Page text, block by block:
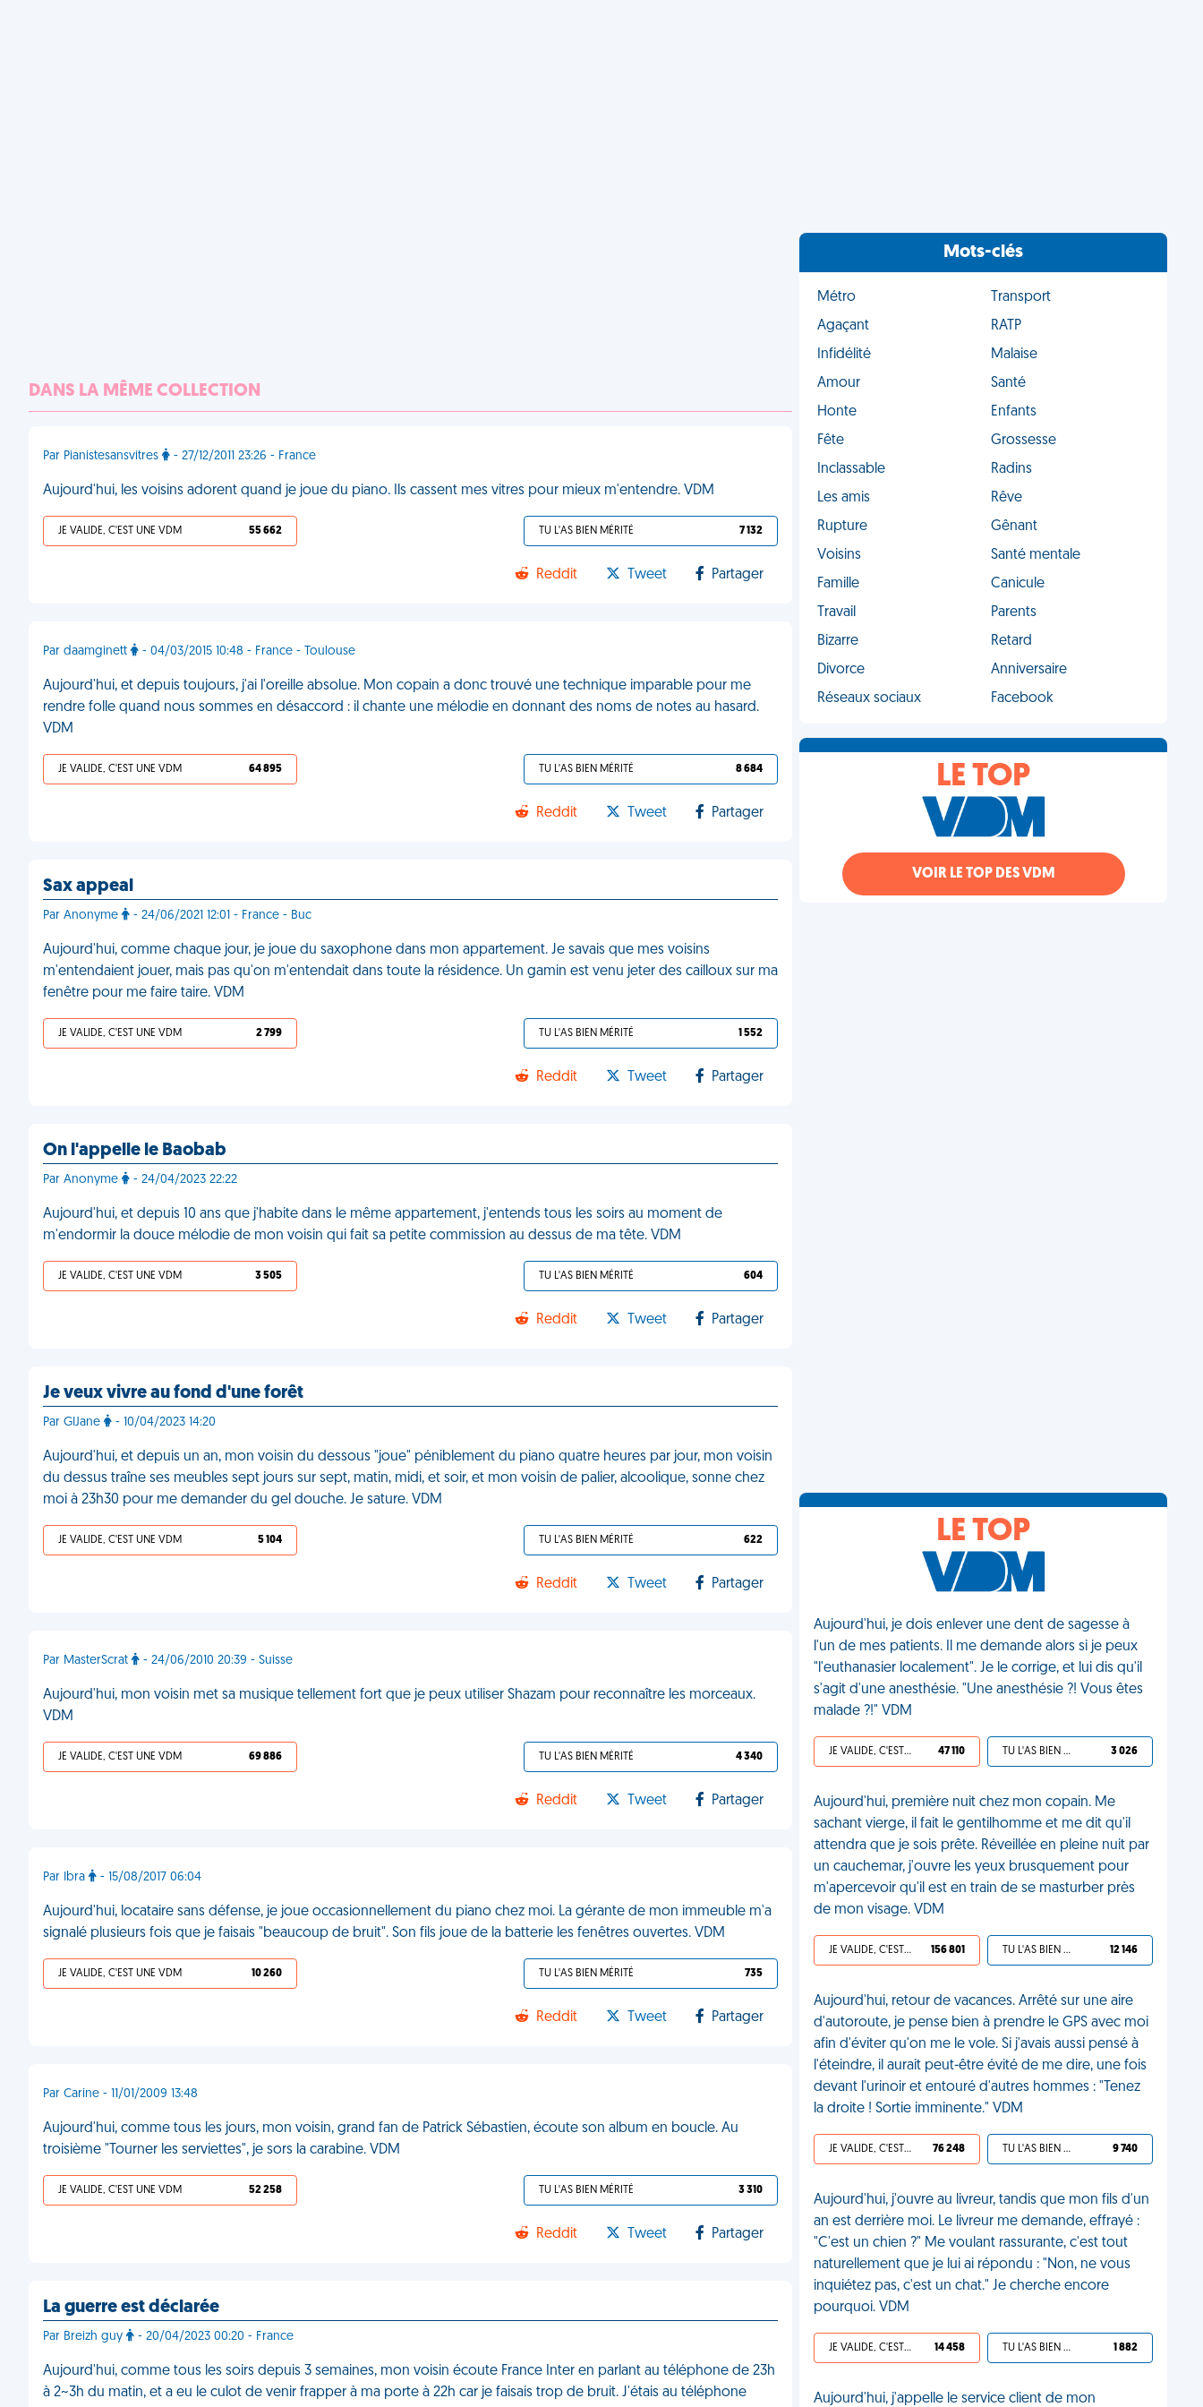
DANS LA MÊME COLLECTION
Par Pianistesansvitres - 27/12/2011 23:26 - France
Aujourd'hui, les voisins adorent quand je joue du piano. Ils cassent mes vitres pour mieux m'entendre. VDM
JE VALIDE, C'EST UNE VDM 55 662 TU L'AS BIEN MÉRITÉ 7 132
Reddit Tweet Partager
Par daamginett - 04/03/2015 10:48 - France - Toulouse
Aujourd'hui, et depuis toujours, j'ai l'oreille absolue. Mon copain a donc trouvé une technique imparable pour me
rendre folle quand nous sommes en désaccord : il chante une mélodie en donnant des noms de notes au hasard.
VDM
JE VALIDE, C'EST UNE VDM 64 895 TU L'AS BIEN MÉRITÉ 8 684
Reddit Tweet Partager
Sax appeal
Par Anonyme - 24/06/2021 12:01 - France - Buc
Aujourd'hui, comme chaque jour, je joue du saxophone dans mon appartement. Je savais que mes voisins
m'entendaient jouer, mais pas qu'on m'entendait dans toute la résidence. Un gamin est venu jeter des cailloux sur ma
fenêtre pour me faire taire. VDM
JE VALIDE, C'EST UNE VDM 2 799 TU L'AS BIEN MÉRITÉ 1 552
Reddit Tweet Partager
On l'appelle le Baobab
Par Anonyme - 24/04/2023 22:22
Aujourd'hui, et depuis 10 ans que j'habite dans le même appartement, j'entends tous les soirs au moment de
m'endormir la douce mélodie de mon voisin qui fait sa petite commission au dessus de ma tête. VDM
JE VALIDE, C'EST UNE VDM 3 505 TU L'AS BIEN MÉRITÉ 604
Reddit Tweet Partager
Je veux vivre au fond d'une forêt
Par GIJane - 10/04/2023 14:20
Aujourd'hui, et depuis un an, mon voisin du dessous "joue" péniblement du piano quatre heures par jour, mon voisin
du dessus traîne ses meubles sept jours sur sept, matin, midi, et soir, et mon voisin de palier, alcoolique, sonne chez
moi à 23h30 pour me demander du gel douche. Je sature. VDM
JE VALIDE, C'EST UNE VDM 5 104 TU L'AS BIEN MÉRITÉ 622
Reddit Tweet Partager
Par MasterScrat - 24/06/2010 20:39 - Suisse
Aujourd'hui, mon voisin met sa musique tellement fort que je peux utiliser Shazam pour reconnaître les morceaux.
VDM
JE VALIDE, C'EST UNE VDM 69 886 TU L'AS BIEN MÉRITÉ 4 340
Reddit Tweet Partager
Par Ibra - 15/08/2017 06:04
Aujourd'hui, locataire sans défense, je joue occasionnellement du piano chez moi. La gérante de mon immeuble m'a
signalé plusieurs fois que je faisais "beaucoup de bruit". Son fils joue de la batterie les fenêtres ouvertes. VDM
JE VALIDE, C'EST UNE VDM 10 260 TU L'AS BIEN MÉRITÉ 735
Reddit Tweet Partager
Par Carine - 11/01/2009 13:48
Aujourd'hui, comme tous les jours, mon voisin, grand fan de Patrick Sébastien, écoute son album en boucle. Au
troisième "Tourner les serviettes", je sors la carabine. VDM
JE VALIDE, C'EST UNE VDM 52 258 TU L'AS BIEN MÉRITÉ 3 310
Reddit Tweet Partager
La guerre est déclarée
Par Breizh guy - 20/04/2023 00:20 - France
Aujourd'hui, comme tous les soirs depuis 3 semaines, mon voisin écoute France Inter en parlant au téléphone de 23h
à 2~3h du matin, et a eu le culot de venir frapper à ma porte à 22h car je faisais trop de bruit. J'étais au téléphone
Mots-clés
Métro
Transport
Agaçant
RATP
Infidélité
Malaise
Amour
Santé
Honte
Enfants
Fête
Grossesse
Inclassable
Radins
Les amis
Rêve
Rupture
Gênant
Voisins
Santé mentale
Famille
Canicule
Travail
Parents
Bizarre
Retard
Divorce
Anniversaire
Réseaux sociaux
Facebook
LE TOP
VOIR LE TOP DES VDM
LE TOP
Aujourd'hui, je dois enlever une dent de sagesse à
l'un de mes patients. Il me demande alors si je peux
"l'euthanasier localement". Je le corrige, et lui dis qu'il
s'agit d'une anesthésie. "Une anesthésie ?! Vous êtes
malade ?!" VDM
JE VALIDE, C'EST UNE VDM 47 110 TU L'AS BIEN MÉRITÉ 3 026
Aujourd'hui, première nuit chez mon copain. Me
sachant vierge, il fait le gentilhomme et me dit qu'il
attendra que je sois prête. Réveillée en pleine nuit par
un cauchemar, j'ouvre les yeux brusquement pour
m'apercevoir qu'il est en train de se masturber près
de mon visage. VDM
JE VALIDE, C'EST UNE VDM 156 801 TU L'AS BIEN MÉRITÉ 12 146
Aujourd'hui, retour de vacances. Arrêté sur une aire
d'autoroute, je pense bien à prendre le GPS avec moi
afin d'éviter qu'on me le vole. Si j'avais aussi pensé à
l'éteindre, il aurait peut-être évité de me dire, une fois
devant l'urinoir et entouré d'autres hommes : "Tenez
la droite ! Sortie imminente." VDM
JE VALIDE, C'EST UNE VDM 76 248 TU L'AS BIEN MÉRITÉ 9 740
Aujourd'hui, j'ouvre au livreur, tandis que mon fils d'un
an est derrière moi. Le livreur me demande, effrayé :
"C'est un chien ?" Me voulant rassurante, c'est tout
naturellement que je lui ai répondu : "Non, ne vous
inquiétez pas, c'est un chat." Je cherche encore
pourquoi. VDM
JE VALIDE, C'EST UNE VDM 14 458 TU L'AS BIEN MÉRITÉ 1 882
Aujourd'hui, j'appelle le service client de mon